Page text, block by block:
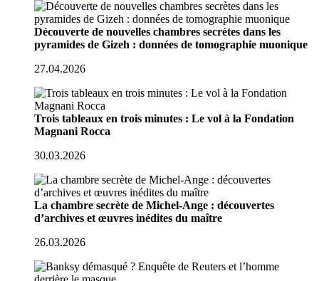
Découverte de nouvelles chambres secrètes dans les
pyramides de Gizeh : données de tomographie muonique
27.04.2026
Trois tableaux en trois minutes : Le vol à la Fondation
Magnani Rocca
30.03.2026
La chambre secrète de Michel-Ange : découvertes
d’archives et œuvres inédites du maître
26.03.2026